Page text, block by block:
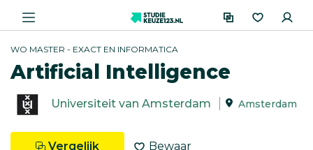
WO MASTER - EXACT EN INFORMATICA
Artificial Intelligence
Universiteit van Amsterdam Amsterdam
Vergelijk Bewaar